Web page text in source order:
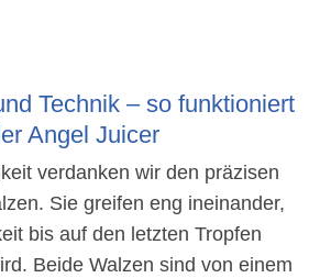
Technik – so funktioniert
Angel Juicer
verdanken wir den präzisen
Sie greifen eng ineinander,
bis auf den letzten Tropfen
Beide Walzen sind von einem